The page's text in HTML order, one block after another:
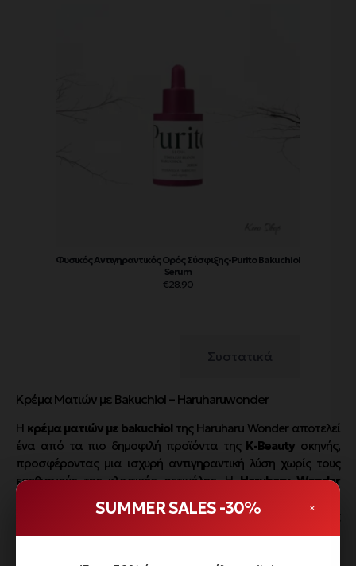
Φυσικός Αντιγηραντικός Ορός Σύσφιξης-Purito Bakuchiol
Serum
€28.90
Συστατικά
Κρέμα Ματιών με Bakuchiol – Haruharuwonder
Η κρέμα ματιών με bakuchiol της Haruharu Wonder αποτελεί
ένα από τα πιο δημοφιλή προϊόντα της K-Beauty σκηνής,
προσφέροντας μια ισχυρή αντιγηραντική λύση χωρίς τους
ερεθισμούς της κλασικής ρετινόλης. ΗHaruharu Wonder
του μαύρου ρυζιού με τη σύγχρονη επιστήμη, δημιουργώντας
μια σύνθεση που “ξυπνά” το βλέμμα και επαναφέρει τη
×
SUMMER SALES -30%